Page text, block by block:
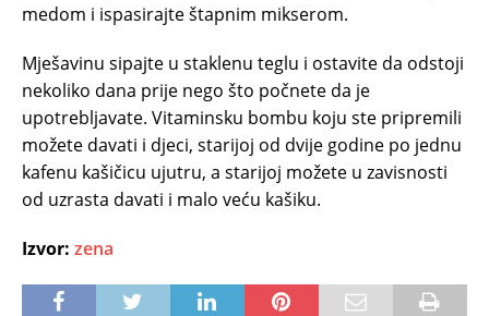
medom i ispasirajte štapnim mikserom.
Mješavinu sipajte u staklenu teglu i ostavite da odstoji
nekoliko dana prije nego što počnete da je
upotrebljavate. Vitaminsku bombu koju ste pripremili
možete davati i djeci, starijoj od dvije godine po jednu
kafenu kašičicu ujutru, a starijoj možete u zavisnosti
od uzrasta davati i malo veću kašiku.
Izvor: zena